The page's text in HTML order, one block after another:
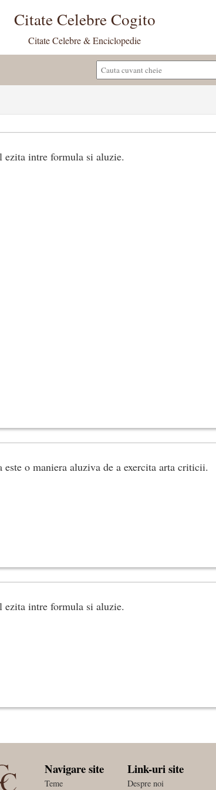
Citate Celebre Cogito
Citate Celebre & Enciclopedie
ezita intre formula si aluzie.
o maniera aluziva de a exercita arta criticii.
ezita intre formula si aluzie.
Navigare site
Teme
Link-uri site
Despre noi